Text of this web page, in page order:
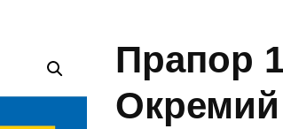
Прапор
Окремий